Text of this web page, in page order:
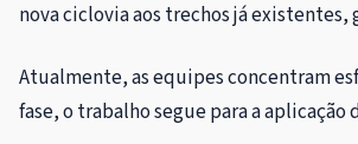
nova ciclovia aos trechos já
Atualmente, as equipes concentram
fase, o trabalho segue para a